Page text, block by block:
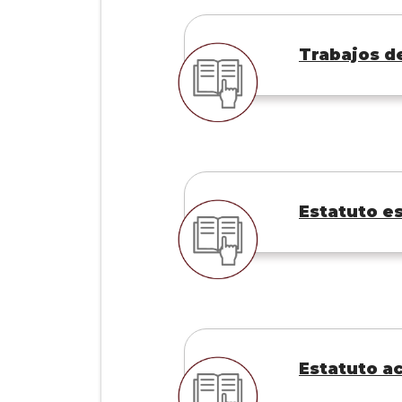
Trabajos
Estatuto
Estatuto